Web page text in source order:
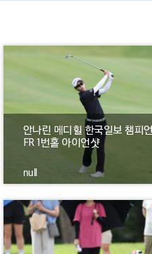
안나린 메디힐 한국일보 챔피
FR 1번홀 아이언샷
null